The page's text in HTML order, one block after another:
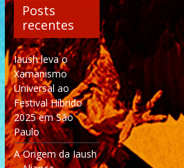
Posts
recentes
Iaush leva o
Xamanismo
Universal ao
Festival Híbrido
2025 em São
Paulo
A Origem da Iaush